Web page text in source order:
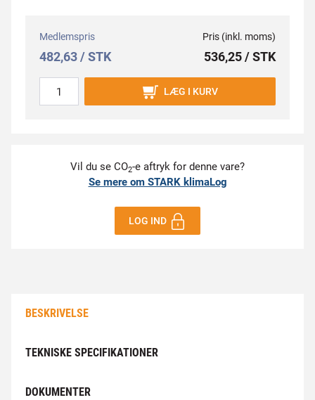
Medlemspris
482,63 / STK
Pris (inkl. moms)
536,25 / STK
LÆG I KURV
Vil du se CO2-e aftryk for denne vare?
Se mere om STARK klimaLog
LOG IND
BESKRIVELSE
TEKNISKE SPECIFIKATIONER
DOKUMENTER